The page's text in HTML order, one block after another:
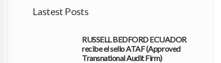
Lastest Posts
RUSSELL BEDFORD ECUADOR
recibe el sello ATAF (Approved
Transnational Audit Firm)